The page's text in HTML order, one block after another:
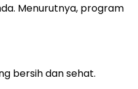
Menurutnya, program
bersih dan sehat.